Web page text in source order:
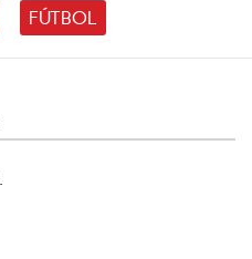
FÚTBOL